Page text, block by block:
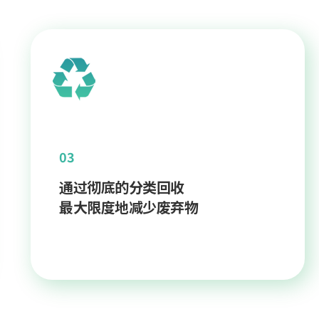
03
通过彻底的分类回收
最大限度地减少废弃物